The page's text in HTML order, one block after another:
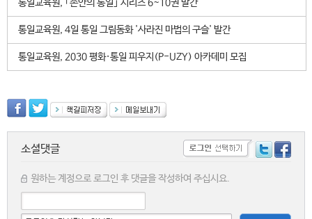
통일교육원, ｢손안의 통일｣ 시리즈 6~10권 발간
통일교육원, 4일 통일 그림동화 '사라진 마법의 구슬' 발간
통일교육원, 2030 평화·통일 피우지(P-UZY) 아카데미 모집
소셜댓글
원하는 계정으로 로그인 후 댓글을 작성하여 주십시요.